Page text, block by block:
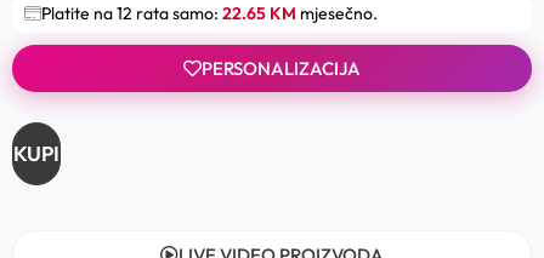
Platite na 12 rata samo: 22.65 KM mjesečno.
PERSONALIZACIJA
KUPI